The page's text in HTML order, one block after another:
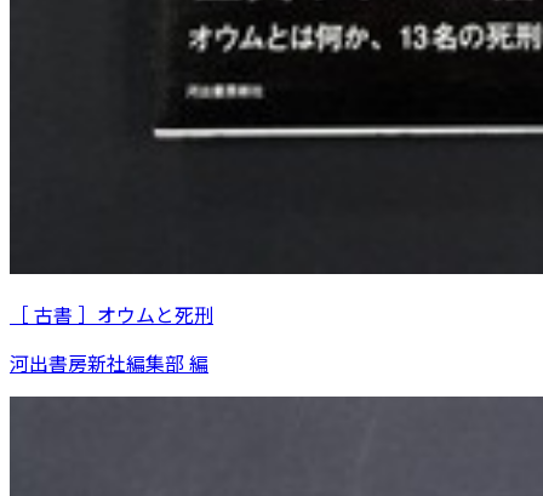
［ 古書 ］オウムと死刑
河出書房新社編集部 編